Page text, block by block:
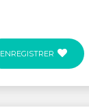
ENREGISTRER